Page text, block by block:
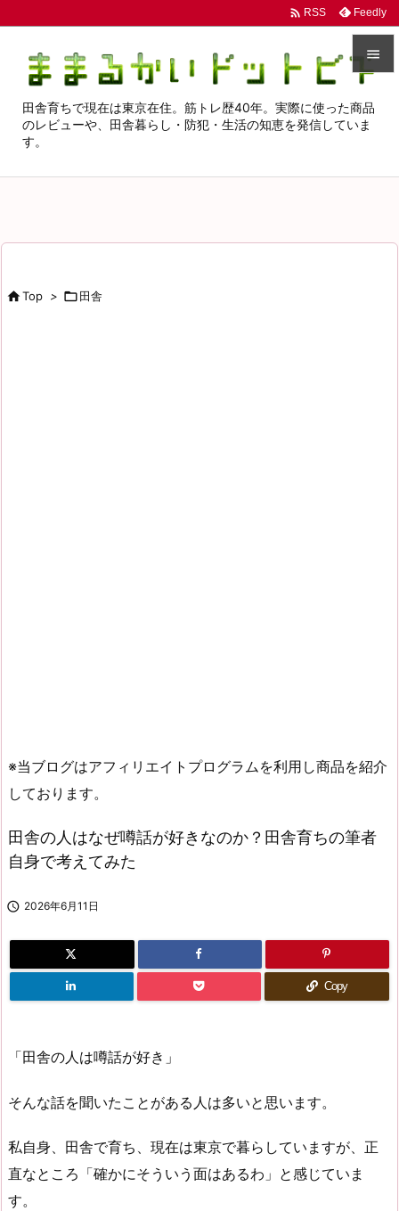


メニュ


次へ
 RSS Feedly
田舎育ちで現在は東京在住。筋トレ歴40年。実際に使った商品
のレビューや、田舎暮らし・防犯・生活の知恵を発信していま
す。
Top > 田舎
※当ブログはアフィリエイトプログラムを利用し商品を紹介
しております。
田舎の人はなぜ噂話が好きなのか？田舎育ちの筆者
自身で考えてみた
 2026年6月11日
Copy
「田舎の人は噂話が好き」
そんな話を聞いたことがある人は多いと思います。
私自身、田舎で育ち、現在は東京で暮らしていますが、正
直なところ「確かにそういう面はあるわ」と感じていま
す。